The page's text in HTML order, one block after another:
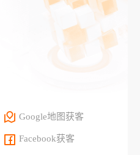
Google地图获客
Facebook获客